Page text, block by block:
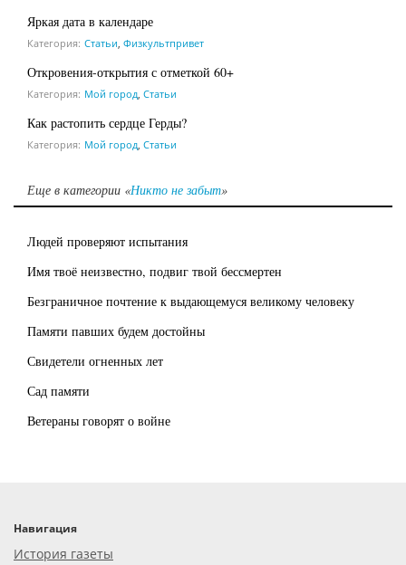
Яркая дата в календаре
Категория: Статьи Физкультпривет
Откровения-открытия с отметкой 60+
Категория: Мой город Статьи
Как растопить сердце Герды?
Категория: Мой город Статьи
Еще в категории «Никто не забыт»
Людей проверяют испытания
Имя твоё неизвестно, подвиг твой бессмертен
Безграничное почтение к выдающемуся великому человеку
Памяти павших будем достойны
Свидетели огненных лет
Сад памяти
Ветераны говорят о войне
Навигация
История газеты